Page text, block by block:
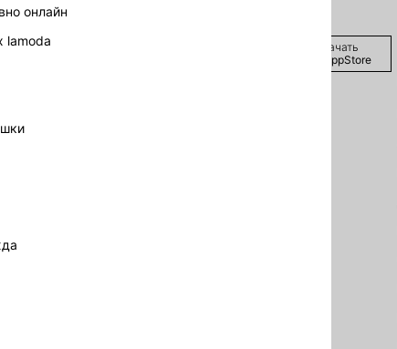
онлайн
lamoda
Скачать
в AppStore